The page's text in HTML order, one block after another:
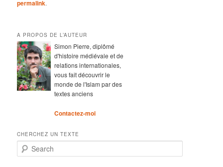
permalink.
A PROPOS DE L’AUTEUR
Simon Pierre, diplômé
d'histoire médiévale et de
relations internationales,
vous fait découvrir le
monde de l'Islam par des
textes anciens
Contactez-moi
CHERCHEZ UN TEXTE
Search